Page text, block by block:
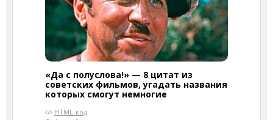
«Да с полуслова!» — 8 цитат из
советских фильмов, угадать названия
которых смогут немногие
HTML-код